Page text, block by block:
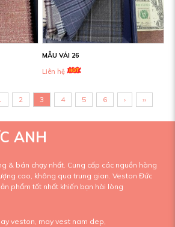
MẪU VẢI 26
Liên hệ
2 3 4 5 6 › ››
ANH
& bán chạy nhất. Cung cấp các nguồn hàng
cao, không qua trung gian. Veston Đức
phẩm tốt nhất khiến bạn hài lòng
veston, may vest nam dep,